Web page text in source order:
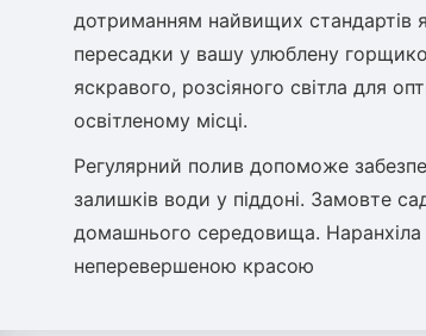
дотриманням найвищих стандартів
пересадки у вашу улюблену
яскравого, розсіяного світла для
освітленому місці.
Регулярний полив допоможе
залишків води у піддоні. Замовте
домашнього середовища.
неперевершеною красою